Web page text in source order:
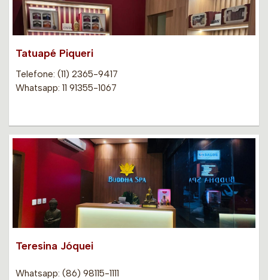
Tatuapé Piqueri
Telefone: (11) 2365-9417
Whatsapp: 11 91355-1067
Teresina Jóquei
Whatsapp: (86) 98115-1111